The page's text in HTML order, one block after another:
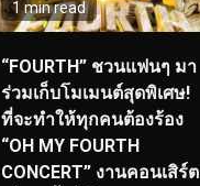
1 min read
“FOURTH” ชวนแฟนๆ มา
ร่วมเก็บโมเมนต์สุดพิเศษ!
ที่จะทำให้ทุกคนต้องร้อง
“OH MY FOURTH
CONCERT” งานคอนเสิร์ต